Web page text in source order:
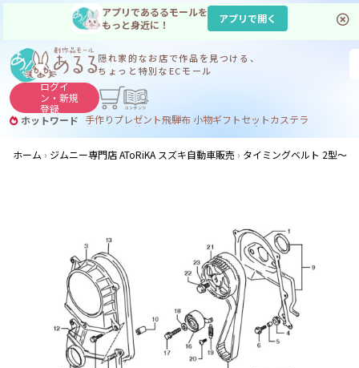
アプリであるるモールを
もっと身近に！
アプリで開く
隠れ家的なお店で作品を見つける、
ちょっと特別なECモール
ログイ
ン・新規
登録
ホットワード 手作りプレゼント飛騨布 小物ギフトセットカステラ
サヌカイト コーヒー
ジンギスカン
ホーム
ジムニー専門店 AToRiKA スズキ自動車販売 タイミングベルト 2型～